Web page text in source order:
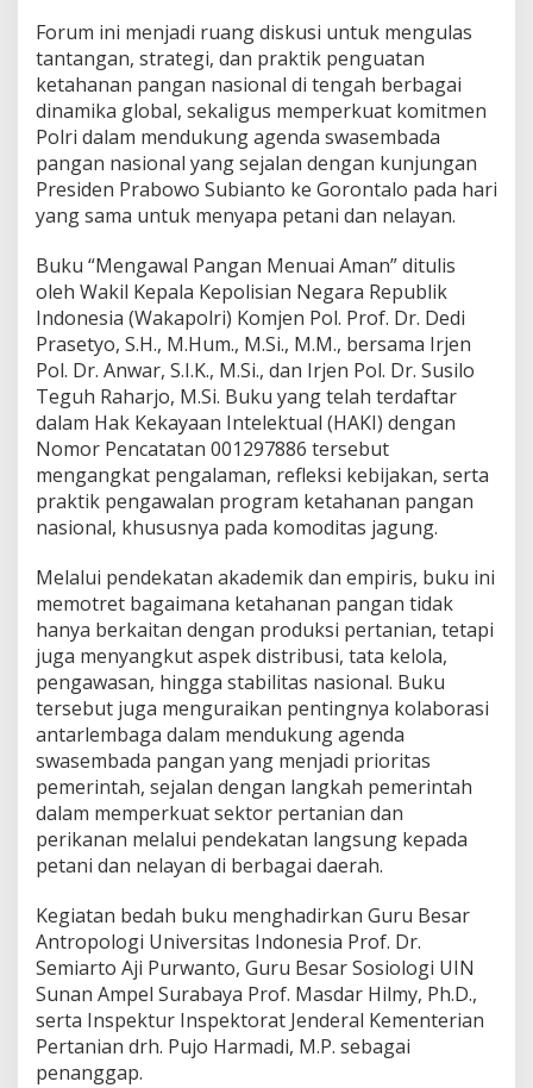
r
a
n
P
o
l
r
i
d
a
a
m
K
e
t
a
a
n
a
n
P
a
n
a
n
M
e
l
a
m
p
u
i
F
u
n
g
i
K
e
a
m
a
n
Forum ini menjadi ruang diskusi untuk mengulas
tantangan, strategi, dan praktik penguatan
ketahanan pangan nasional di tengah berbagai
dinamika global, sekaligus memperkuat komitmen
Polri dalam mendukung agenda swasembada
pangan nasional yang sejalan dengan kunjungan
Presiden Prabowo Subianto ke Gorontalo pada hari
yang sama untuk menyapa petani dan nelayan.
Buku “Mengawal Pangan Menuai Aman” ditulis
oleh Wakil Kepala Kepolisian Negara Republik
Indonesia (Wakapolri) Komjen Pol. Prof. Dr. Dedi
Prasetyo, S.H., M.Hum., M.Si., M.M., bersama Irjen
Pol. Dr. Anwar, S.I.K., M.Si., dan Irjen Pol. Dr. Susilo
Teguh Raharjo, M.Si. Buku yang telah terdaftar
dalam Hak Kekayaan Intelektual (HAKI) dengan
Nomor Pencatatan 001297886 tersebut
mengangkat pengalaman, refleksi kebijakan, serta
praktik pengawalan program ketahanan pangan
nasional, khususnya pada komoditas jagung.
Melalui pendekatan akademik dan empiris, buku ini
memotret bagaimana ketahanan pangan tidak
hanya berkaitan dengan produksi pertanian, tetapi
juga menyangkut aspek distribusi, tata kelola,
pengawasan, hingga stabilitas nasional. Buku
tersebut juga menguraikan pentingnya kolaborasi
antarlembaga dalam mendukung agenda
swasembada pangan yang menjadi prioritas
pemerintah, sejalan dengan langkah pemerintah
dalam memperkuat sektor pertanian dan
perikanan melalui pendekatan langsung kepada
petani dan nelayan di berbagai daerah.
Kegiatan bedah buku menghadirkan Guru Besar
Antropologi Universitas Indonesia Prof. Dr.
Semiarto Aji Purwanto, Guru Besar Sosiologi UIN
Sunan Ampel Surabaya Prof. Masdar Hilmy, Ph.D.,
serta Inspektur Inspektorat Jenderal Kementerian
Pertanian drh. Pujo Harmadi, M.P. sebagai
penanggap.